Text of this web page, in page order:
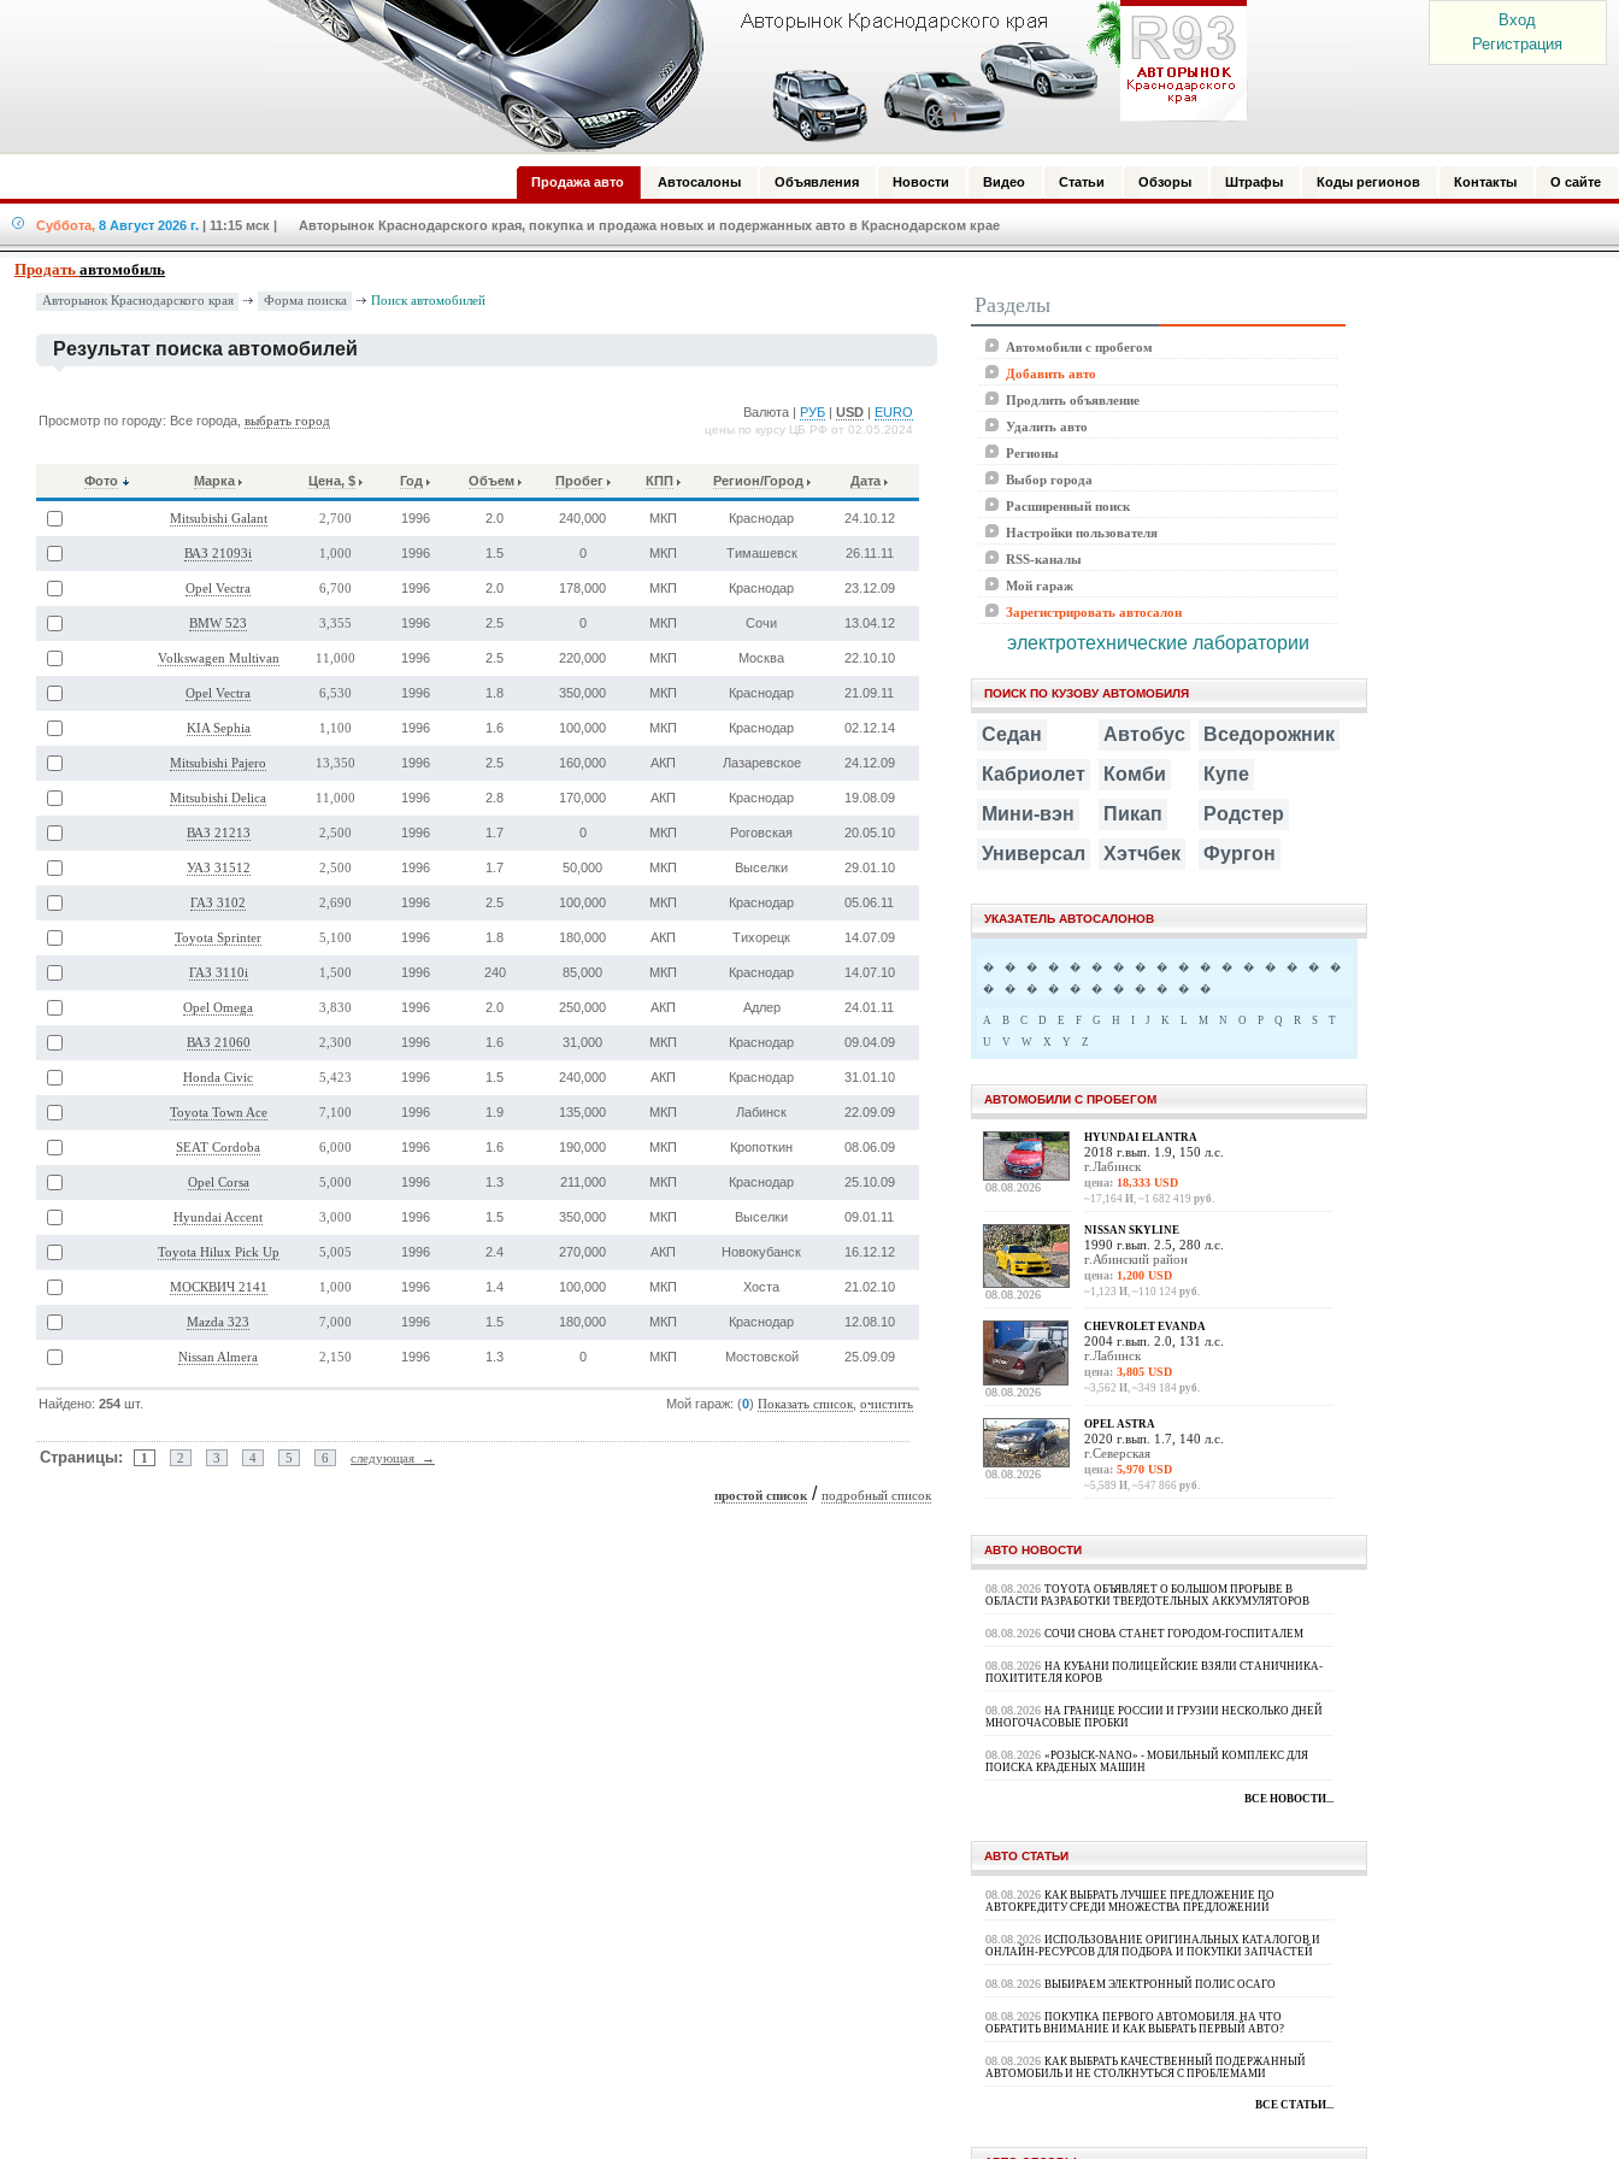
Вход
Регистрация
Продажа авто Автосалоны Объявления Новости Видео Статьи Обзоры Штрафы Коды регионов Контакты О сайте
Суббота, 8 Август 2026 г. | 11:15 мск | Авторынок Краснодарского края, покупка и продажа новых и подержанных авто в Краснодарском крае
Продать автомобиль
Авторынок Краснодарского края Форма поиска Поиск автомобилей
Результат поиска автомобилей
Просмотр по городу: Все города,выбрать город
Валюта | РУБ |USD | EURO
цены по курсу ЦБ РФ от 02.05.2024
Фото Марка Цена, $ Год Объем Пробег КПП Регион/Город Дата
Mitsubishi Galant 2,700 1996 2.0 240,000 МКП Краснодар 24.10.12
ВАЗ 21093i 1,000 1996 1.5 0 МКП Тимашевск 26.11.11
Opel Vectra 6,700 1996 2.0 178,000 МКП Краснодар 23.12.09
BMW 523 3,355 1996 2.5 0 МКП Сочи 13.04.12
Volkswagen Multivan 11,000 1996 2.5 220,000 МКП Москва 22.10.10
Opel Vectra 6,530 1996 1.8 350,000 МКП Краснодар 21.09.11
KIA Sephia 1,100 1996 1.6 100,000 МКП Краснодар 02.12.14
Mitsubishi Pajero 13,350 1996 2.5 160,000 АКП Лазаревское 24.12.09
Mitsubishi Delica 11,000 1996 2.8 170,000 АКП Краснодар 19.08.09
ВАЗ 21213 2,500 1996 1.7 0 МКП Роговская 20.05.10
УАЗ 31512 2,500 1996 1.7 50,000 МКП Выселки 29.01.10
ГАЗ 3102 2,690 1996 2.5 100,000 МКП Краснодар 05.06.11
Toyota Sprinter 5,100 1996 1.8 180,000 АКП Тихорецк 14.07.09
ГАЗ 3110i 1,500 1996 240 85,000 МКП Краснодар 14.07.10
Opel Omega 3,830 1996 2.0 250,000 АКП Адлер 24.01.11
ВАЗ 21060 2,300 1996 1.6 31,000 МКП Краснодар 09.04.09
Honda Civic 5,423 1996 1.5 240,000 АКП Краснодар 31.01.10
Toyota Town Ace 7,100 1996 1.9 135,000 МКП Лабинск 22.09.09
SEAT Cordoba 6,000 1996 1.6 190,000 МКП Кропоткин 08.06.09
Opel Corsa 5,000 1996 1.3 211,000 МКП Краснодар 25.10.09
Hyundai Accent 3,000 1996 1.5 350,000 МКП Выселки 09.01.11
Toyota Hilux Pick Up 5,005 1996 2.4 270,000 АКП Новокубанск 16.12.12
МОСКВИЧ 2141 1,000 1996 1.4 100,000 МКП Хоста 21.02.10
Mazda 323 7,000 1996 1.5 180,000 МКП Краснодар 12.08.10
Nissan Almera 2,150 1996 1.3 0 МКП Мостовской 25.09.09
Найдено:254 шт. Мой гараж: (0)Показать список ,очистить
Страницы: 1 2 3 4 5 6 следующая →
простой список /подробный список
Разделы
Автомобили с пробегом
Добавить авто
Продлить объявление
Удалить авто
Регионы
Выбор города
Расширенный поиск
Настройки пользователя
RSS-каналы
Мой гараж
Зарегистрировать автосалон
электротехнические лаборатории
ПОИСК ПО КУЗОВУ АВТОМОБИЛЯ
Седан Автобус
Вседорожник
Кабриолет
Комби
Купе
Мини-вэн
Пикап
Родстер
Универсал
Хэтчбек Фургон
УКАЗАТЕЛЬ АВТОСАЛОНОВ
� � � � � � � � � � � � � � � �
�
�
� � � � � � � � � �
A B C D E F G H I J K L M N O P Q R S
T
U
V W X Y Z
АВТОМОБИЛИ С ПРОБЕГОМ
08.08.2026
HYUNDAI ELANTRA
2018 г.вып. 1.9, 150 л.с.
г.Лабинск
цена: 18,333 USD
~17,164 И, ~1 682 419 руб.
08.08.2026
NISSAN SKYLINE
1990 г.вып. 2.5, 280 л.с.
г.Абинский район
цена: 1,200 USD
~1,123 И, ~110 124 руб.
08.08.2026
CHEVROLET EVANDA
2004 г.вып. 2.0, 131 л.с.
г.Лабинск
цена: 3,805 USD
~3,562 И, ~349 184 руб.
08.08.2026
OPEL ASTRA
2020 г.вып. 1.7, 140 л.с.
г.Северская
цена: 5,970 USD
~5,589 И, ~547 866 руб.
АВТО НОВОСТИ
08.08.2026 TOYOTA ОБЪЯВЛЯЕТ О БОЛЬШОМ ПРОРЫВЕ В
ОБЛАСТИ РАЗРАБОТКИ ТВЕРДОТЕЛЬНЫХ АККУМУЛЯТОРОВ
08.08.2026 СОЧИ СНОВА СТАНЕТ ГОРОДОМ-ГОСПИТАЛЕМ
08.08.2026 НА КУБАНИ ПОЛИЦЕЙСКИЕ ВЗЯЛИ СТАНИЧНИКА-
ПОХИТИТЕЛЯ КОРОВ
08.08.2026 НА ГРАНИЦЕ РОССИИ И ГРУЗИИ НЕСКОЛЬКО ДНЕЙ
МНОГОЧАСОВЫЕ ПРОБКИ
08.08.2026 «РОЗЫСК-NANO» - МОБИЛЬНЫЙ КОМПЛЕКС ДЛЯ
ПОИСКА КРАДЕНЫХ МАШИН
ВСЕ НОВОСТИ...
АВТО СТАТЬИ
08.08.2026 КАК ВЫБРАТЬ ЛУЧШЕЕ ПРЕДЛОЖЕНИЕ ПО
АВТОКРЕДИТУ СРЕДИ МНОЖЕСТВА ПРЕДЛОЖЕНИЙ
08.08.2026 ИСПОЛЬЗОВАНИЕ ОРИГИНАЛЬНЫХ КАТАЛОГОВ И
ОНЛАЙН-РЕСУРСОВ ДЛЯ ПОДБОРА И ПОКУПКИ ЗАПЧАСТЕЙ
08.08.2026 ВЫБИРАЕМ ЭЛЕКТРОННЫЙ ПОЛИС ОСАГО
08.08.2026 ПОКУПКА ПЕРВОГО АВТОМОБИЛЯ. НА ЧТО
ОБРАТИТЬ ВНИМАНИЕ И КАК ВЫБРАТЬ ПЕРВЫЙ АВТО?
08.08.2026 КАК ВЫБРАТЬ КАЧЕСТВЕННЫЙ ПОДЕРЖАННЫЙ
АВТОМОБИЛЬ И НЕ СТОЛКНУТЬСЯ С ПРОБЛЕМАМИ
ВСЕ СТАТЬИ...